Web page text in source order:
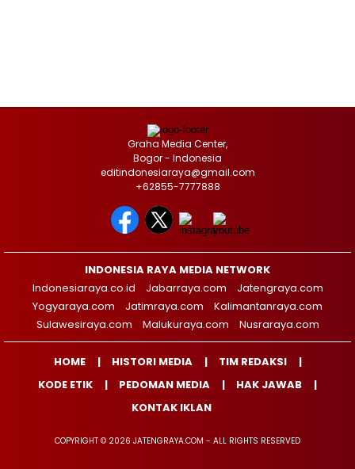
Graha Media Center,
Bogor - Indonesia
editindonesiaraya@gmail.com
+62855-7777888
INDONESIA RAYA MEDIA NETWORK
Indonesiaraya.co.id
Jabarraya.com
Jatengraya.com
Yogyaraya.com
Jatimraya.com
Kalimantanraya.com
Sulawesiraya.com
Malukuraya.com Nusraraya.com
HOME HISTORI MEDIA
TIM REDAKSI
KODE ETIK
PEDOMAN MEDIA
HAK JAWAB
KONTAK IKLAN
COPYRIGHT © 2026 JATENGRAYA.COM - ALL RIGHTS RESERVED